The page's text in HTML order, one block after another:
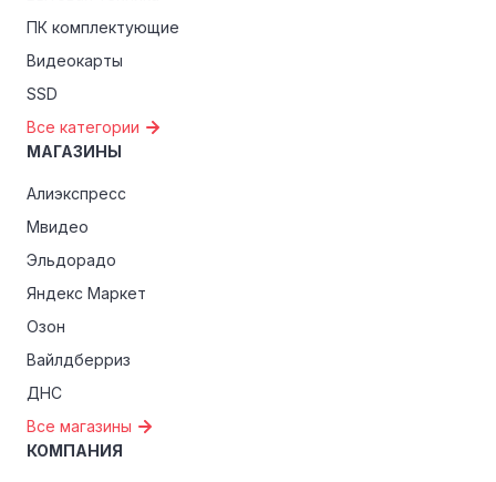
студентов, ветеранов или пенсионеров.
ПК комплектующие
Видеокарты
SSD
Все категории
МАГАЗИНЫ
Алиэкспресс
Мвидео
Эльдорадо
Яндекс Маркет
Озон
Вайлдберриз
ДНС
Все магазины
КОМПАНИЯ